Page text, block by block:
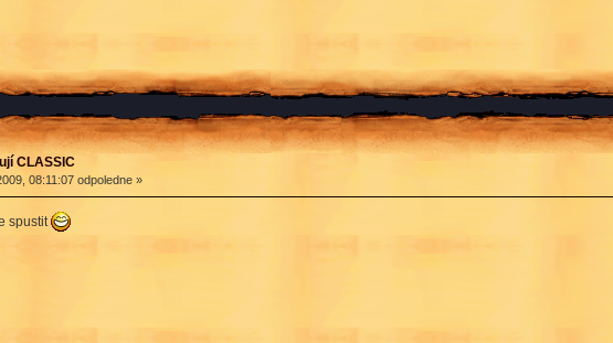
CLASSIC
08:11:07 odpoledne »
spustit